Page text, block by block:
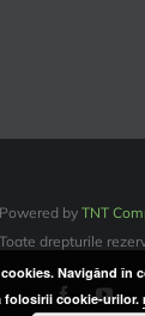
byTNT
Toate drepturile
Facebook
Navigând în
folosirii cookie-urilor.